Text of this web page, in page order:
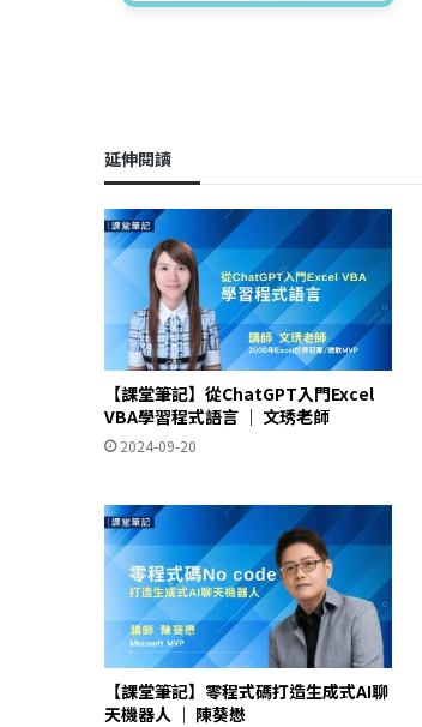
延伸閱讀
【課堂筆記】從ChatGPT入門Excel
VBA學習程式語言 ｜ 文琇老師
2024-09-20
【課堂筆記】零程式碼打造生成式AI聊
天機器人 ｜ 陳葵懋